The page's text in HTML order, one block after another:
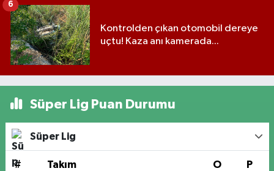
Kontrolden çıkan otomobil dereye
uçtu! Kaza anı kamerada...
6
Süper Lig Puan Durumu
Süper Lig
# Takım O P